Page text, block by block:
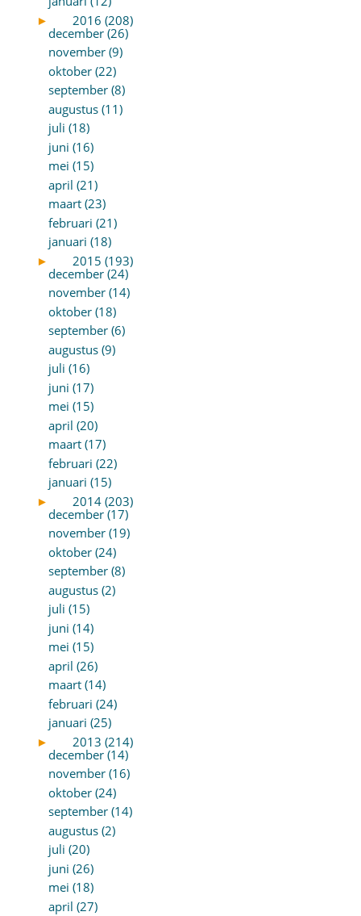
►
2016 (208)
december (26)
november (9)
oktober (22)
september (8)
augustus (11)
juli (18)
juni (16)
mei (15)
april (21)
maart (23)
februari (21)
januari (18)
►
2015 (193)
december (24)
november (14)
oktober (18)
september (6)
augustus (9)
juli (16)
juni (17)
mei (15)
april (20)
maart (17)
februari (22)
januari (15)
►
2014 (203)
december (17)
november (19)
oktober (24)
september (8)
augustus (2)
juli (15)
juni (14)
mei (15)
april (26)
maart (14)
februari (24)
januari (25)
►
2013 (214)
december (14)
november (16)
oktober (24)
september (14)
augustus (2)
juli (20)
juni (26)
mei (18)
april (27)